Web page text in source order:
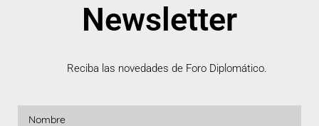
Newsletter
Reciba las novedades de Foro Diplomático.